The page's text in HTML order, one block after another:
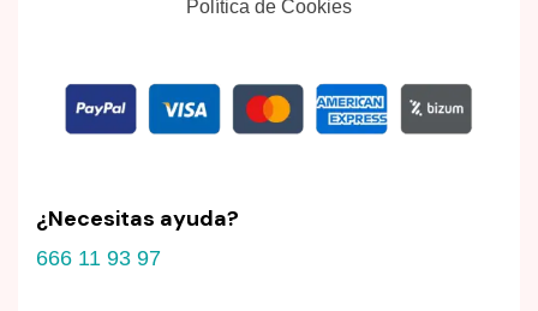
Política de Cookies
¿Necesitas ayuda?
666 11 93 97